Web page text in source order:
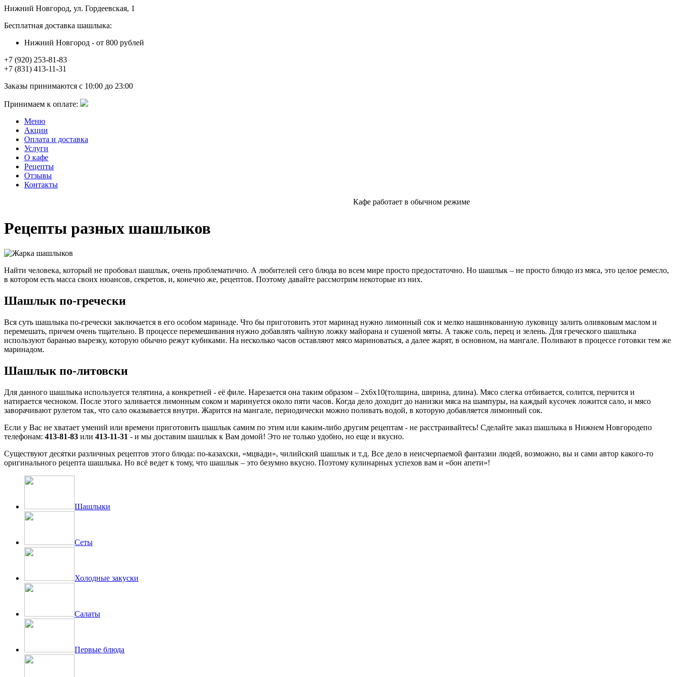
Нижний Новгород, ул. Гордеевская, 1
Бесплатная доставка шашлыка:
Нижний Новгород - от 800 рублей
+7 (920) 253-81-83
+7 (831) 413-11-31
Заказы принимаются с 10:00 до 23:00
Принимаем к оплате:
Меню
Акции
Оплата и доставка
Услуги
О кафе
Рецепты
Отзывы
Контакты
Кафе работает в обычном режиме
Рецепты разных шашлыков
Найти человека, который не пробовал шашлык, очень проблематично. А любителей сего блюда во всем мире просто предостаточно. Но шашлык – не просто блюдо из мяса, это целое ремесло,
в котором есть масса своих нюансов, секретов, и, конечно же, рецептов. Поэтому давайте рассмотрим некоторые из них.
Шашлык по-гречески
Вся суть шашлыка по-гречески заключается в его особом маринаде. Что бы приготовить этот маринад нужно лимонный сок и мелко нашинкованную луковицу залить оливковым маслом и
перемешать, причем очень тщательно. В процессе перемешивания нужно добавлять чайную ложку майорана и сушеной мяты. А также соль, перец и зелень. Для греческого шашлыка
используют баранью вырезку, которую обычно режут кубиками. На несколько часов оставляют мясо мариноваться, а далее жарят, в основном, на мангале. Поливают в процессе готовки тем же
маринадом.
Шашлык по-литовски
Для данного шашлыка используется телятина, а конкретней - её филе. Нарезается она таким образом – 2х6х10(толщина, ширина, длина). Мясо слегка отбивается, солится, перчится и
натирается чесноком. После этого заливается лимонным соком и маринуется около пяти часов. Когда дело доходит до нанизки мяса на шампуры, на каждый кусочек ложится сало, и мясо
заворачивают рулетом так, что сало оказывается внутри. Жарится на мангале, периодически можно поливать водой, в которую добавляется лимонный сок.
Если у Вас не хватает умений или времени приготовить шашлык самим по этим или каким-либо другим рецептам - не расстраивайтесь! Сделайте заказ шашлыка в Нижнем Новгородепо
телефонам: 413-81-83 или 413-11-31 - и мы доставим шашлык к Вам домой! Это не только удобно, но еще и вкусно.
Существуют десятки различных рецептов этого блюда: по-казахски, «мцвади», чилийский шашлык и т.д. Все дело в неисчерпаемой фантазии людей, возможно, вы и сами автор какого-то
оригинального рецепта шашлыка. Но всё ведет к тому, что шашлык – это безумно вкусно. Поэтому кулинарных успехов вам и «бон апети»!
Шашлыки
Сеты
Холодные закуски
Салаты
Первые блюда